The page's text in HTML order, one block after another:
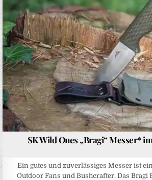
SK Wild Ones „Bragi“ Messer*
Ein gutes und zuverlässiges Messer ist
Outdoor Fans und Bushcrafter. Das Bragi